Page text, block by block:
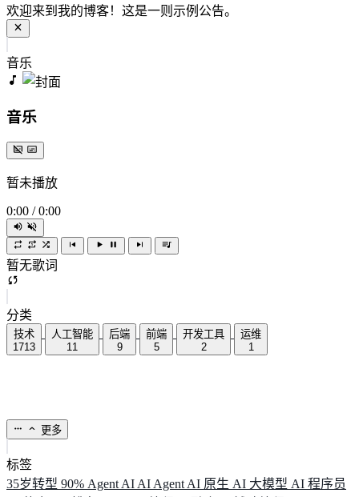
欢迎来到我的博客！这是一则示例公告。
音乐
音乐
暂未播放
0:00 / 0:00
暂无歌词
分类
技术
1713
人工智能
11
后端
9
前端
5
开发工具
2
运维
1
更多
标签
35岁转型 90% Agent AI AI Agent AI 原生 AI 大模型 AI 程序员